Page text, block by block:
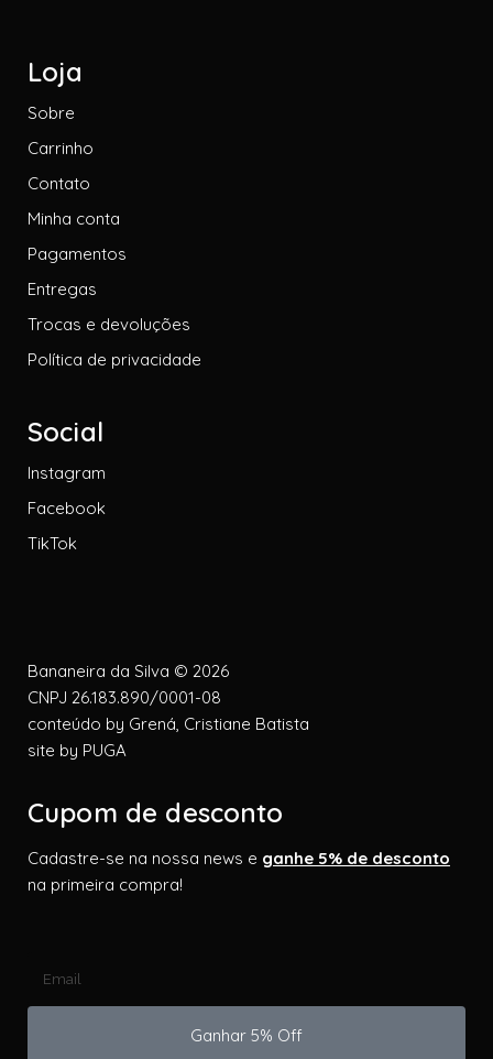
Loja
Sobre
Carrinho
Contato
Minha conta
Pagamentos
Entregas
Trocas e devoluções
Política de privacidade
Social
Instagram
Facebook
TikTok
Bananeira da Silva © 2026
CNPJ 26.183.890/0001-08
conteúdo by Grená, Cristiane Batista
site by PUGA
Cupom de desconto
Cadastre-se na nossa news e ganhe 5% de desconto
na primeira compra!
Ganhar 5% Off